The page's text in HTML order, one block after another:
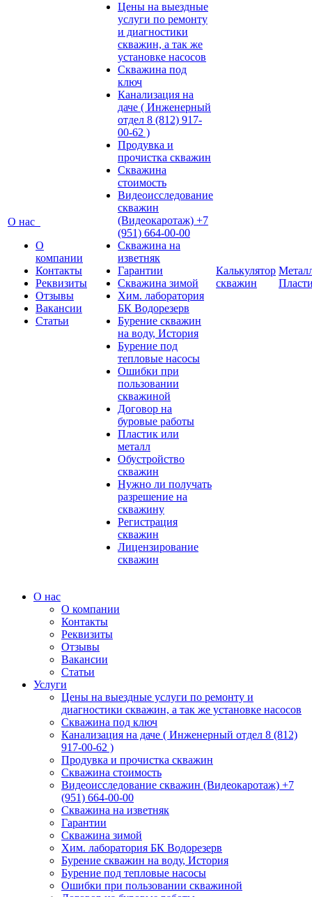
О нас
О
компании
Контакты
Реквизиты
Отзывы
Вакансии
Статьи
Цены на выездные
услуги по ремонту
и диагностики
скважин, а так же
установке насосов
Скважина под
ключ
Канализация на
даче ( Инженерный
отдел 8 (812) 917-
00-62 )
Продувка и
прочистка скважин
Скважина
стоимость
Видеоисследование
скважин
(Видеокаротаж) +7
(951) 664-00-00
Скважина на
изветняк
Гарантии
Скважина зимой
Хим. лаборатория
БК Водорезерв
Бурение скважин
на воду, История
Бурение под
тепловые насосы
Ошибки при
пользовании
скважиной
Договор на
буровые работы
Пластик или
металл
Обустройство
скважин
Нужно ли получать
разрешение на
скважину
Регистрация
скважин
Лицензирование
скважин
Калькулятор
скважин
О нас
О компании
Контакты
Реквизиты
Отзывы
Вакансии
Статьи
Услуги
Цены на выездные услуги по ремонту и
диагностики скважин, а так же установке насосов
Скважина под ключ
Канализация на даче ( Инженерный отдел 8 (812)
917-00-62 )
Продувка и прочистка скважин
Скважина стоимость
Видеоисследование скважин (Видеокаротаж) +7
(951) 664-00-00
Скважина на изветняк
Гарантии
Скважина зимой
Хим. лаборатория БК Водорезерв
Бурение скважин на воду, История
Бурение под тепловые насосы
Ошибки при пользовании скважиной